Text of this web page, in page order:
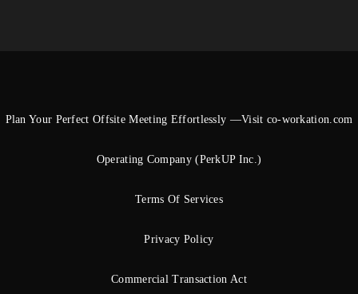
Plan Your Perfect Offsite Meeting Effortlessly —Visit co-workation.com
Operating Company (PerkUP Inc.)
Terms Of Services
Privacy Policy
Commercial Transaction Act